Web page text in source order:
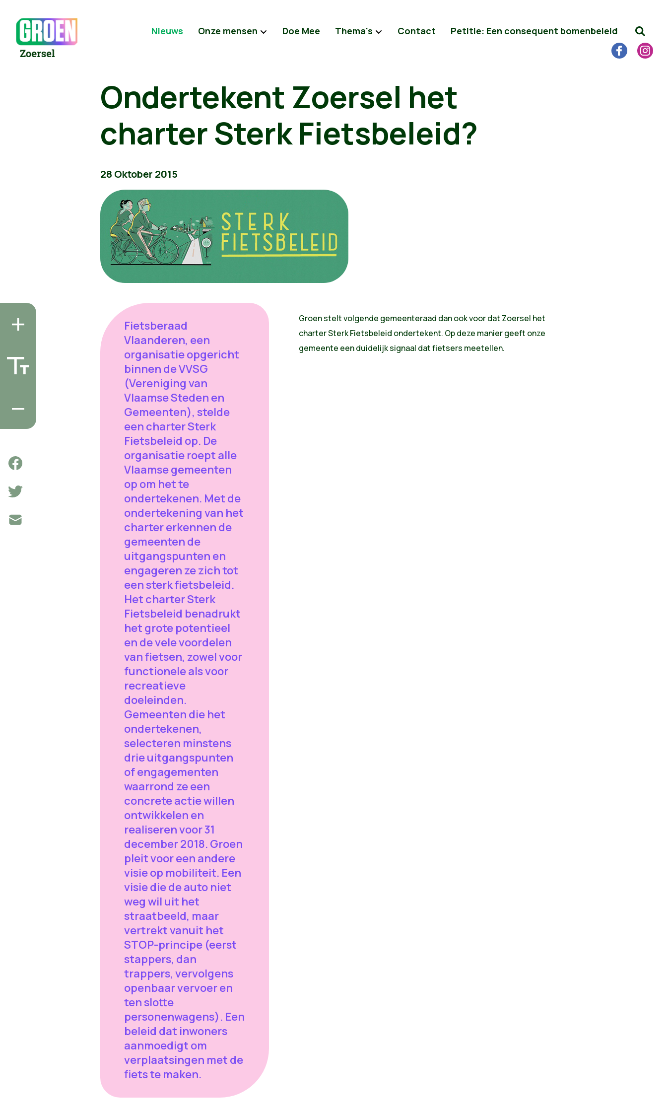
Nieuws Onze mensen Doe Mee Thema's Contact Petitie: Een consequent bomenbeleid
Ondertekent Zoersel het
charter Sterk Fietsbeleid?
28 Oktober 2015
Fietsberaad
Vlaanderen, een
organisatie opgericht
binnen de VVSG
(Vereniging van
Vlaamse Steden en
Gemeenten), stelde
een charter Sterk
Fietsbeleid op. De
organisatie roept alle
Vlaamse gemeenten
op om het te
ondertekenen. Met de
ondertekening van het
charter erkennen de
gemeenten de
uitgangspunten en
engageren ze zich tot
een sterk fietsbeleid.
Het charter Sterk
Fietsbeleid benadrukt
het grote potentieel
en de vele voordelen
van fietsen, zowel voor
functionele als voor
recreatieve
doeleinden.
Gemeenten die het
ondertekenen,
selecteren minstens
drie uitgangspunten
of engagementen
waarrond ze een
concrete actie willen
ontwikkelen en
realiseren voor 31
december 2018. Groen
pleit voor een andere
visie op mobiliteit. Een
visie die de auto niet
weg wil uit het
straatbeeld, maar
vertrekt vanuit het
STOP-principe (eerst
stappers, dan
trappers, vervolgens
openbaar vervoer en
ten slotte
personenwagens). Een
beleid dat inwoners
aanmoedigt om
verplaatsingen met de
fiets te maken.
Groen stelt volgende gemeenteraad dan ook voor dat Zoersel het
charter Sterk Fietsbeleid ondertekent. Op deze manier geeft onze
gemeente een duidelijk signaal dat fietsers meetellen.